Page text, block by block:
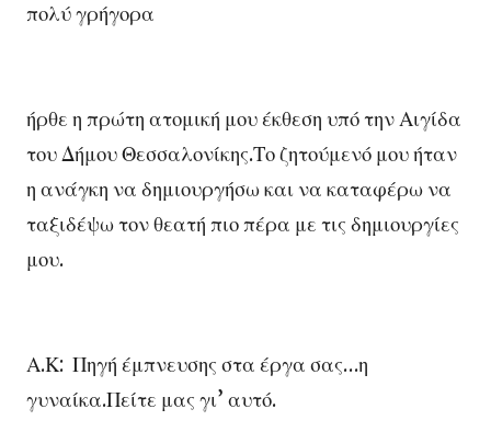
πολύ γρήγορα
ήρθε η πρώτη ατομική μου έκθεση υπό την Αιγίδα
του Δήμου Θεσσαλονίκης.Το ζητούμενό μου ήταν
η ανάγκη να δημιουργήσω και να καταφέρω να
ταξιδέψω τον θεατή πιο πέρα με τις δημιουργίες
μου.
Α.Κ: Πηγή έμπνευσης στα έργα σας…η
γυναίκα.Πείτε μας γι’ αυτό.